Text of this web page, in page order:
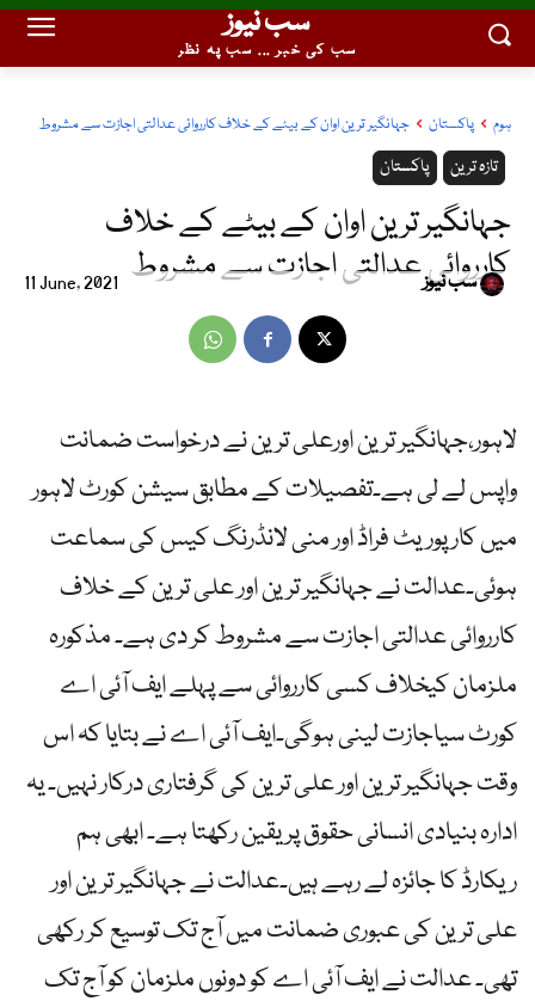
سب نیوز
سب کی خبر ... سب پہ نظر
ہوم پاکستان جہانگیر ترین اوان کے بیٹے کے خلاف کارروائی عدالتی اجازت سے مشروط
پاکستان تازہ ترین
جہانگیر ترین اوان کے بیٹے کے خلاف
کارروائی عدالتی اجازت سے مشروط 11 June, 2021 سب نیوز
لاہور،جہانگیر ترین اورعلی ترین نے درخواست ضمانت
واپس لے لی ہے۔تفصیلات کے مطابق سیشن کورٹ لاہور
میں کارپوریٹ فراڈ اور منی لانڈرنگ کیس کی سماعت
ہوئی۔عدالت نے جہانگیر ترین اور علی ترین کے خلاف
کارروائی عدالتی اجازت سے مشروط کر دی ہے۔ مذکورہ
ملزمان کیخلاف کسی کارروائی سے پہلے ایف آئی اے
کورٹ سیاجازت لینی ہوگی۔ایف آئی اے نے بتایا کہ اس
وقت جہانگیر ترین اور علی ترین کی گرفتاری درکار نہیں۔ یہ
ادارہ بنیادی انسانی حقوق پر یقین رکھتا ہے۔ ابھی ہم
ریکارڈ کا جائزہ لے رہے ہیں۔عدالت نے جہانگیر ترین اور
علی ترین کی عبوری ضمانت میں آج تک توسیع کر رکھی
تھی۔ عدالت نے ایف آئی اے کو دونوں ملزمان کو آج تک